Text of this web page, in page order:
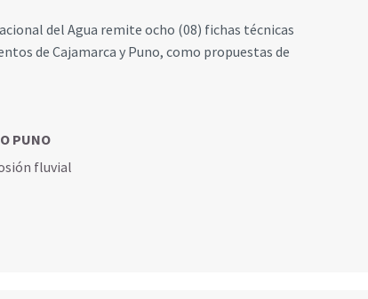
del Agua remite ocho (08) fichas técnicas
de Cajamarca y Puno, como propuestas de
PUNO
fluvial